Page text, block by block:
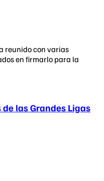
reunido con varias
en firmarlo para la
las Grandes Ligas